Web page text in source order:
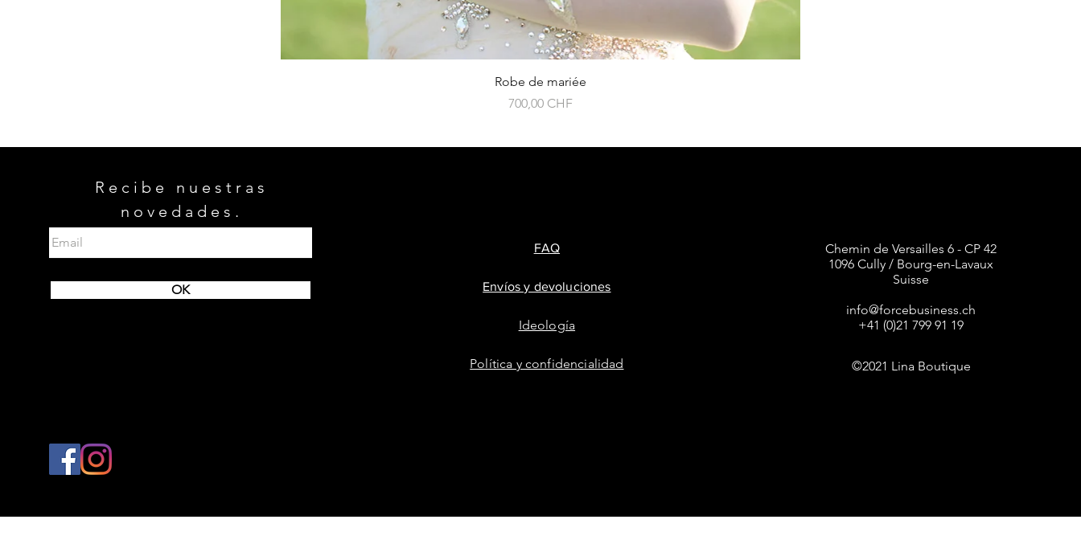
Robe de mariée
Precio
700,00 CHF
Recibe nuestras
novedades.
OK
FAQ
Envíos y devoluciones
Ideología
Política y confidencialidad
Chemin de Versailles 6 - CP 42
1096 Cully / Bourg-en-Lavaux
Suisse
info@forcebusiness.ch
+41 (0)21 799 91 19
©2021 Lina Boutique